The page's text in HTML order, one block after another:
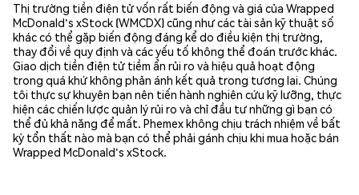
Thị trường tiền điện tử vốn rất biến động và giá của Wrapped
McDonald's xStock (WMCDX) cũng như các tài sản kỹ thuật số
khác có thể gặp biến động đáng kể do điều kiện thị trường,
thay đổi về quy định và các yếu tố không thể đoán trước khác.
Giao dịch tiền điện tử tiềm ẩn rủi ro và hiệu quả hoạt động
trong quá khứ không phản ánh kết quả trong tương lai. Chúng
tôi thực sự khuyên bạn nên tiến hành nghiên cứu kỹ lưỡng, thực
hiện các chiến lược quản lý rủi ro và chỉ đầu tư những gì bạn có
thể đủ khả năng để mất. Phemex không chịu trách nhiệm về bất
kỳ tổn thất nào mà bạn có thể phải gánh chịu khi mua hoặc bán
Wrapped McDonald's xStock.